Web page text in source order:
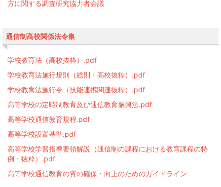
方に関する調査研究協力者会議
通信制高校関係法令集
学校教育法（高校抜粋）.pdf
学校教育法施行規則（総則・高校抜粋）.pdf
学校教育法施行令（技能連携関連抜粋）.pdf
高等学校の定時制教育及び通信教育振興法.pdf
高等学校通信教育規程.pdf
高等学校設置基準.pdf
高等学校学習指導要領解説（通信制の課程における教育課程の特
例・抜粋）.pdf
高等学校通信教育の質の確保・向上のためのガイドライン